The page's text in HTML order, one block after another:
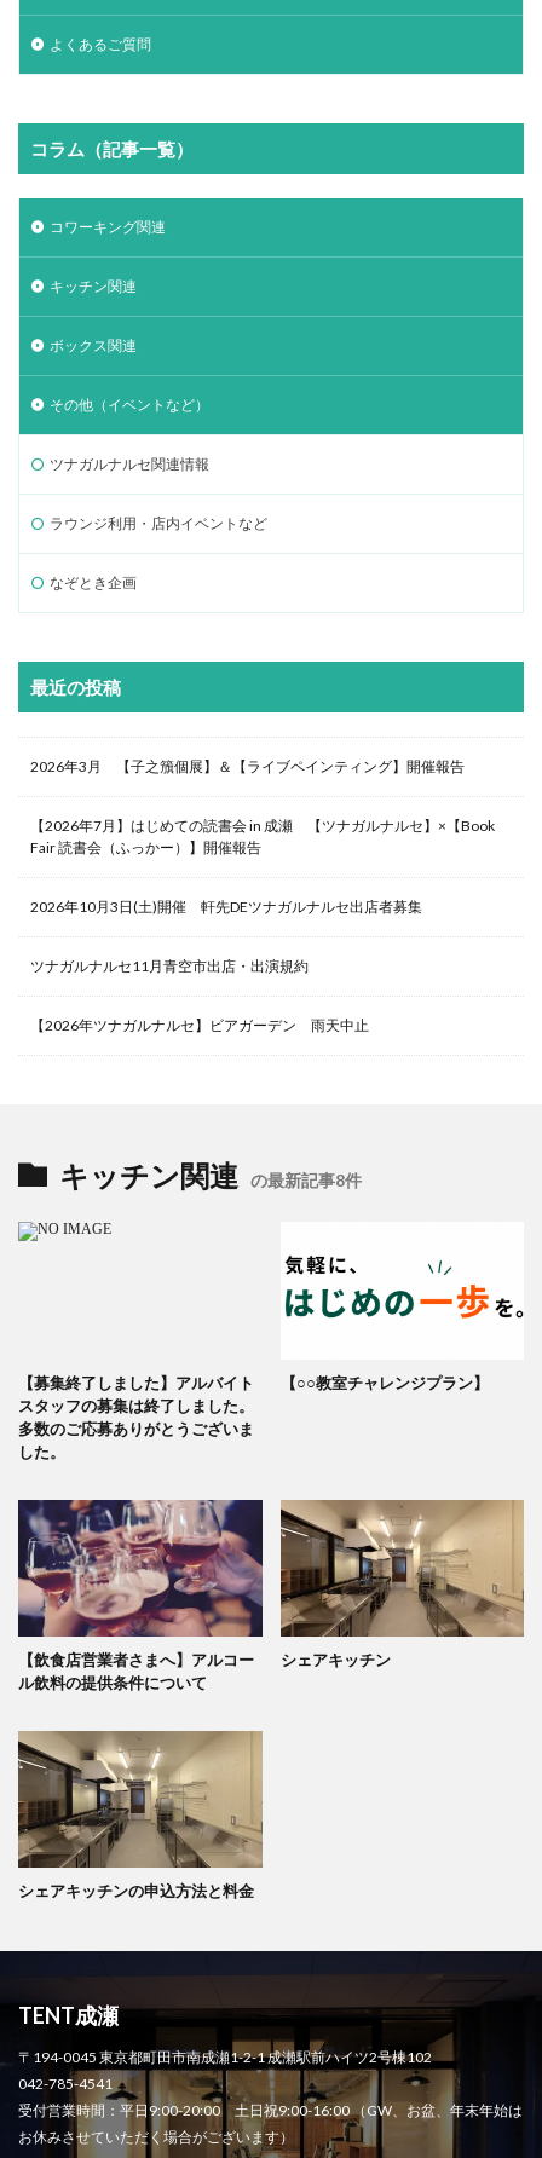
よくあるご質問
コラム（記事一覧）
コワーキング関連
キッチン関連
ボックス関連
その他（イベントなど）
ツナガルナルセ関連情報
ラウンジ利用・店内イベントなど
なぞとき企画
最近の投稿
2026年3月 【子之籏個展】＆【ライブペインティング】開催報告
【2026年7月】はじめての読書会 in 成瀬 【ツナガルナルセ】×【Book
Fair 読書会（ふっかー）】開催報告
2026年10月3日(土)開催 軒先DEツナガルナルセ出店者募集
ツナガルナルセ11月青空市出店・出演規約
【2026年ツナガルナルセ】ビアガーデン 雨天中止
キッチン関連 の最新記事8件
【募集終了しました】アルバイト
スタッフの募集は終了しました。
多数のご応募ありがとうございま
した。
【○○教室チャレンジプラン】
【飲食店営業者さまへ】アルコー
ル飲料の提供条件について
シェアキッチン
シェアキッチンの申込方法と料金
TENT成瀬
〒194-0045 東京都町田市南成瀬1-2-1 成瀬駅前ハイツ2号棟102
042-785-4541
受付営業時間：平日9:00-20:00 土日祝9:00-16:00 （GW、お盆、年末年始は
お休みさせていただく場合がございます）